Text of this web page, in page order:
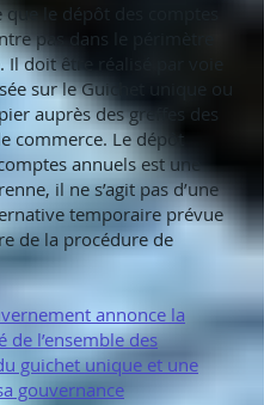
le dépôt des comptes
pas dans le périmètre
Il doit être réalisé par voie
sur le Guichet unique ou
auprès des greffes des
commerce. Le dépôt
annuels est une
il ne s’agit pas d’une
temporaire prévue
de la procédure de
annonce la
l’ensemble des
guichet unique et une
gouvernance